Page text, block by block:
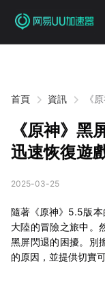
首頁 資訊
《
《原神》黑
迅速恢復遊
2025-03-25
隨著《原神》5.5版
大陸的冒險之旅中。
黑屏閃退的困擾。別
的原因，並提供切實